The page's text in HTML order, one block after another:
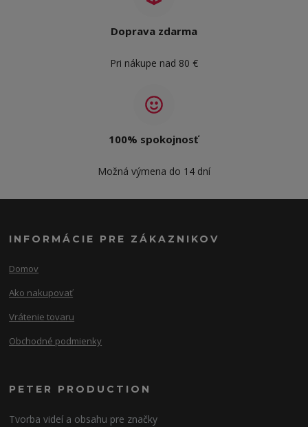
Doprava zdarma
Pri nákupe nad 80 €
100% spokojnosť
Možná výmena do 14 dní
INFORMÁCIE PRE ZÁKAZNIKOV
Domov
Ako nakupovať
Vrátenie tovaru
Obchodné podmienky
PETER PRODUCTION
Tvorba videí a obsahu pre značky